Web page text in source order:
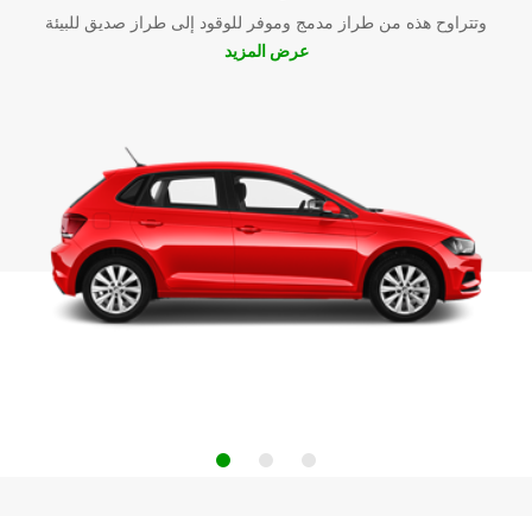
وتتراوح هذه من طراز مدمج وموفر للوقود إلى طراز صديق للبيئة
عرض المزيد